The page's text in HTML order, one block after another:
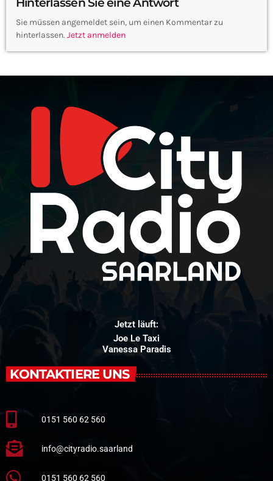
Hinterlassen Sie eine Antwort
Sie müssen angemeldet sein, um einen Kommentar zu
hinterlassen. Jetzt anmelden
Jetzt läuft:
Joe Le Taxi
Vanessa Paradis
KONTAKTIERE UNS
0151 560 62 560
info@cityradio.saarland
0151 560 62 560